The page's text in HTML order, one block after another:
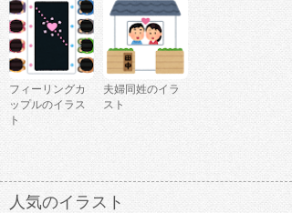
フィーリングカ
ップルのイラス
ト
夫婦同姓のイラ
スト
人気のイラスト